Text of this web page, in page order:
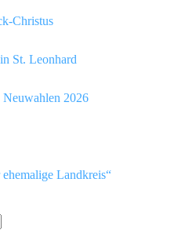
Christus
St. Leonhard
2026
Landkreis“